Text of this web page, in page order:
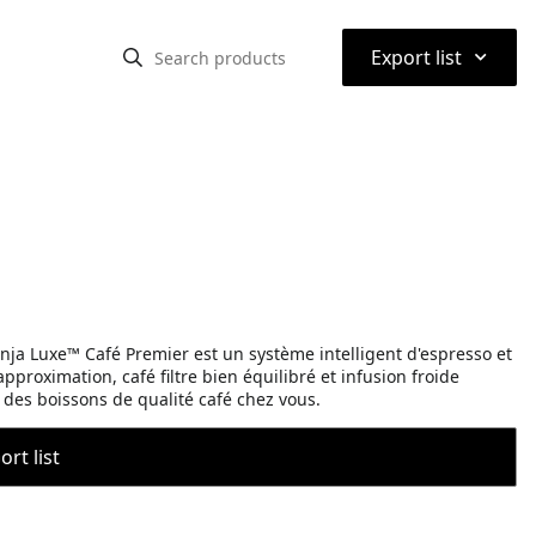
Export list ⌃
Luxe™ Café Premier est un système intelligent d'espresso et
café filtre bien équilibré et infusion froide
boissons de qualité café chez vous.
list